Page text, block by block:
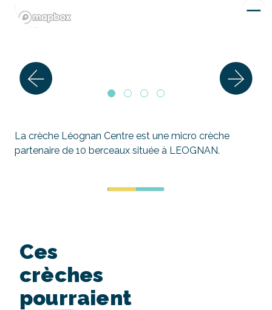
La crèche Léognan Centre est une micro crèche
partenaire de 10 berceaux située à LEOGNAN.
Ces
crèches
pourraient